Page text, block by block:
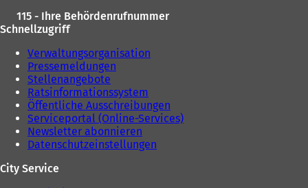
115 - Ihre Behördenrufnummer
Schnellzugriff
Verwaltungsorganisation
Pressemeldungen
Stellenangebote
Ratsinformationssystem
Öffentliche Ausschreibungen
Serviceportal (Online-Services)
Newsletter abonnieren
Datenschutzeinstellungen
City Service